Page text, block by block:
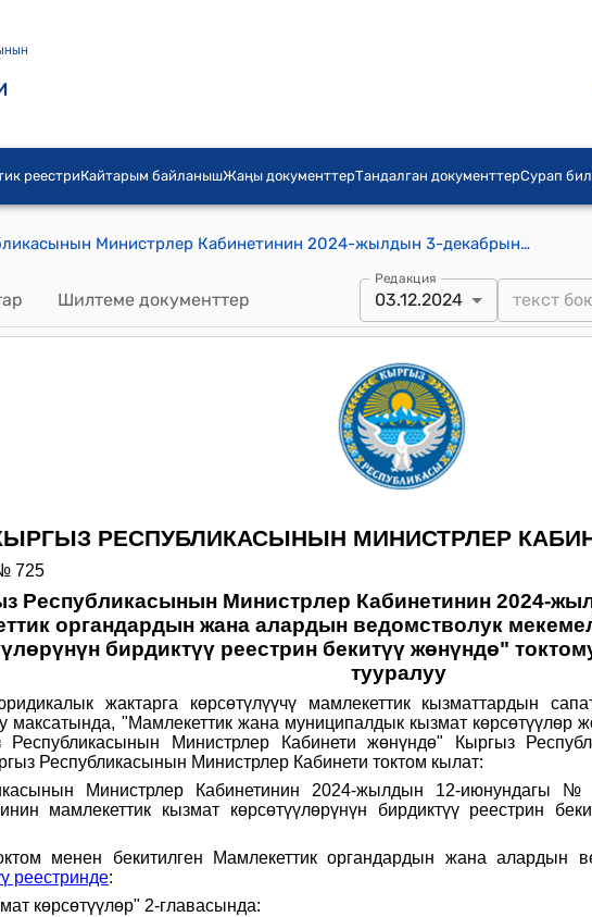
реестриКайтарым байланышЖаңы документтерТандалган документтерСурап
Кыргыз Республикасынын Министрлер Кабинетинин 2024-жылдын 3-декабрындагы № 725 "Кыргыз Республикасынын Министрлер Кабинетинин 2024-жылдын 12-июнундагы № 304 "Мамлекеттик органдардын жана алардын ведомстволук мекемелеринин мамлекеттик кызмат көрсөтүүлөрүнүн бирдиктүү реестрин бекитүү жөнүндө" токтомуна өзгөртүүлөрдү киргизүү тууралуу" токтому
Шилтеме документтер
Редакция
03.12.2024